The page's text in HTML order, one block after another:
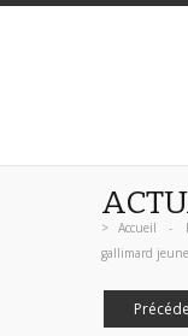
> Accueil -
gallimard